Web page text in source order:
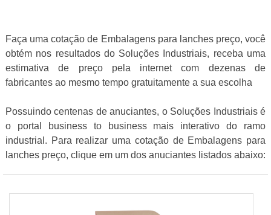
Faça uma cotação de Embalagens para lanches preço, você
obtém nos resultados do Soluções Industriais, receba uma
estimativa de preço pela internet com dezenas de
fabricantes ao mesmo tempo gratuitamente a sua escolha
Possuindo centenas de anuciantes, o Soluções Industriais é
o portal business to business mais interativo do ramo
industrial. Para realizar uma cotação de Embalagens para
lanches preço, clique em um dos anuciantes listados abaixo: